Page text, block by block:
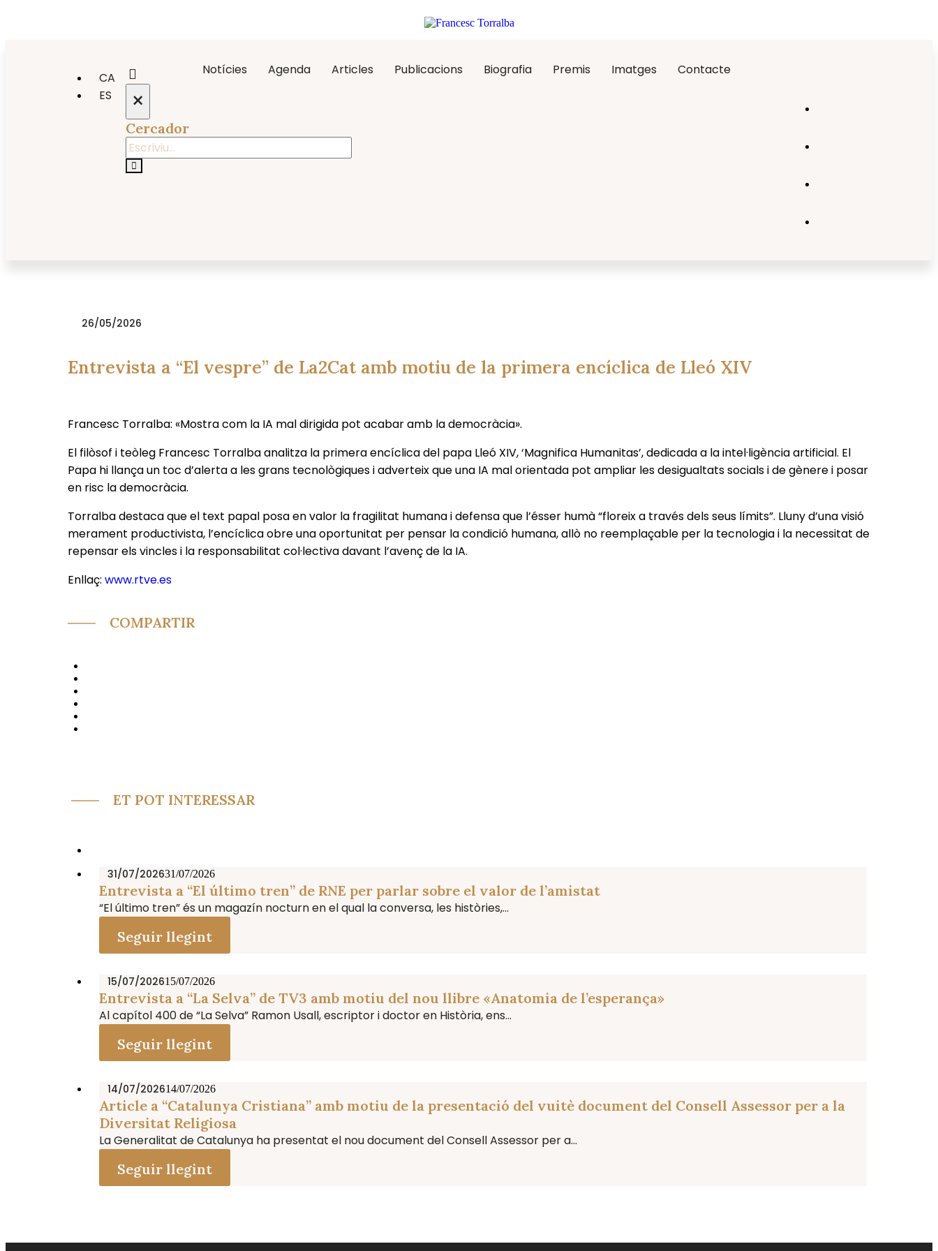
CA
ES
×
Cercador
Notícies Agenda Articles Publicacions Biografia Premis Imatges Contacte
26/05/2026
Entrevista a “El vespre” de La2Cat amb motiu de la primera encíclica de Lleó XIV
Francesc Torralba: «Mostra com la IA mal dirigida pot acabar amb la democràcia».
El filòsof i teòleg Francesc Torralba analitza la primera encíclica del papa Lleó XIV, ‘Magnifica Humanitas’, dedicada a la intel·ligència artificial. El
Papa hi llança un toc d’alerta a les grans tecnològiques i adverteix que una IA mal orientada pot ampliar les desigualtats socials i de gènere i posar
en risc la democràcia.
Torralba destaca que el text papal posa en valor la fragilitat humana i defensa que l’ésser humà “floreix a través dels seus límits”. Lluny d’una visió
merament productivista, l’encíclica obre una oportunitat per pensar la condició humana, allò no reemplaçable per la tecnologia i la necessitat de
repensar els vincles i la responsabilitat col·lectiva davant l’avenç de la IA.
Enllaç: www.rtve.es
COMPARTIR
ET POT INTERESSAR
31/07/202631/07/2026
Entrevista a “El último tren” de RNE per parlar sobre el valor de l’amistat
“El último tren” és un magazín nocturn en el qual la conversa, les històries,...
Seguir llegint
15/07/202615/07/2026
Entrevista a “La Selva” de TV3 amb motiu del nou llibre «Anatomia de l’esperança»
Al capítol 400 de “La Selva” Ramon Usall, escriptor i doctor en Història, ens...
Seguir llegint
14/07/202614/07/2026
Article a “Catalunya Cristiana” amb motiu de la presentació del vuitè document del Consell Assessor per a la
Diversitat Religiosa
La Generalitat de Catalunya ha presentat el nou document del Consell Assessor per a...
Seguir llegint